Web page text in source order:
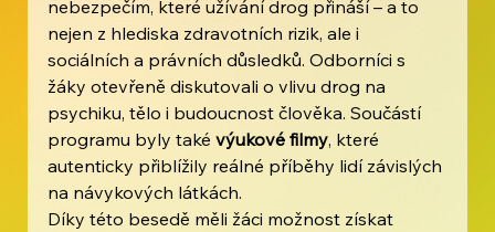
nebezpečím, které užívání drog přináší – a to
nejen z hlediska zdravotních rizik, ale i
sociálních a právních důsledků. Odborníci s
žáky otevřeně diskutovali o vlivu drog na
psychiku, tělo i budoucnost člověka. Součástí
programu byly také výukové filmy, které
autenticky přiblížily reálné příběhy lidí závislých
na návykových látkách.
Díky této besedě měli žáci možnost získat